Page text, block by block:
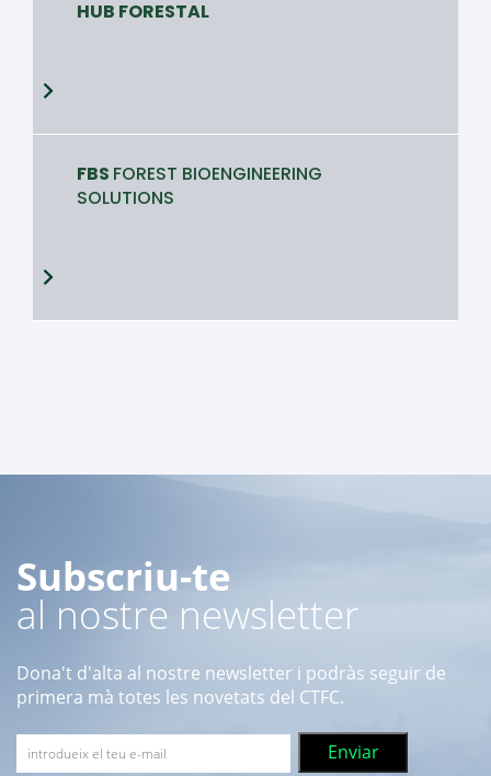
HUB FORESTAL
FBS FOREST BIOENGINEERING
SOLUTIONS
Subscriu-te
al nostre newsletter
Dona't d'alta al nostre newsletter i podràs seguir de
primera mà totes les novetats del CTFC.